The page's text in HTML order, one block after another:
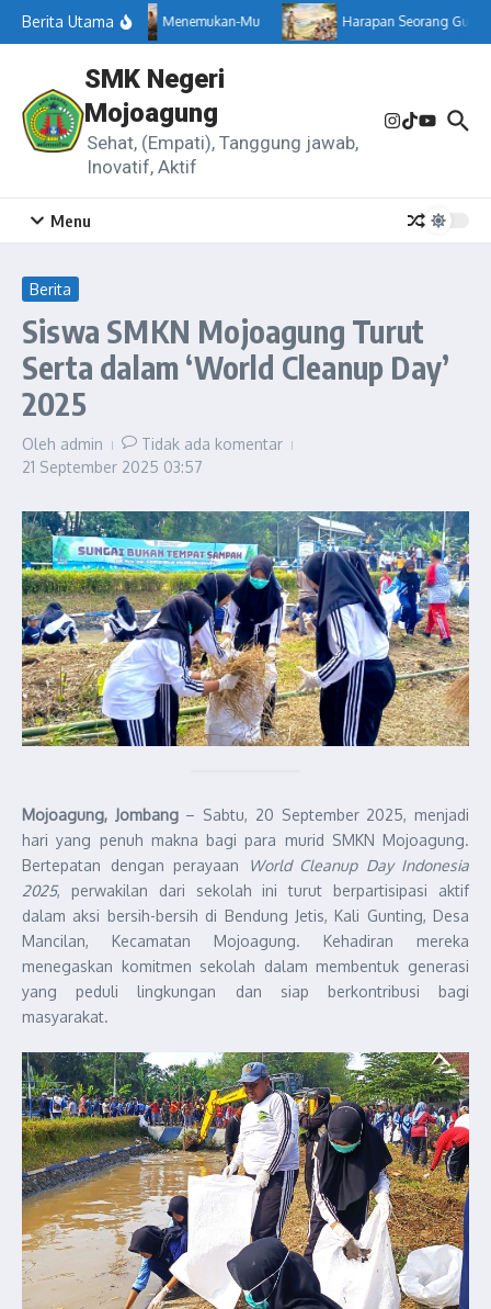
Berita Utama Menemukan-Mu Harapan Seorang Guru
SMK Negeri
Mojoagung
Sehat, (Empati), Tanggung jawab,
Inovatif, Aktif
Menu
Berita
Siswa SMKN Mojoagung Turut
Serta dalam ‘World Cleanup Day’
2025
Oleh admin
Tidak ada komentar
21 September 2025 03:57
Mojoagung, Jombang– Sabtu, 20 September 2025, menjadi
hari yang penuh makna bagi para murid SMKN Mojoagung.
Bertepatan dengan perayaan
World Cleanup Day Indonesia
2025, perwakilan dari sekolah ini turut berpartisipasi aktif
dalam aksi bersih-bersih di Bendung Jetis, Kali Gunting, Desa
Mancilan, Kecamatan Mojoagung. Kehadiran mereka
menegaskan komitmen sekolah dalam membentuk generasi
yang peduli lingkungan dan siap berkontribusi bagi
masyarakat.